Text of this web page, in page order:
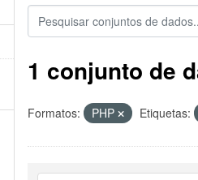
1 conjunto de
Formatos: PHP Etiquetas: